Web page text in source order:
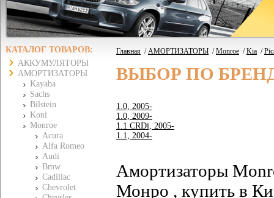
КАТАЛОГ ТОВАРОВ:
АККУМУЛЯТОРЫ
АМОРТИЗАТОРЫ
Kayaba
Sachs
Bilstein
Koni
Monroe
Acura
Alfa Romeo
Audi
Bmw
Cadillac
Chevrolet
Главная /АМОРТИЗАТОРЫ /Monroe /Kia /
ВЫБОР ПО
1.0, 2005-
1.0, 2009-
1.1 CRDi, 2005-
1.1, 2004-
Амортизаторы
Монро , купить в